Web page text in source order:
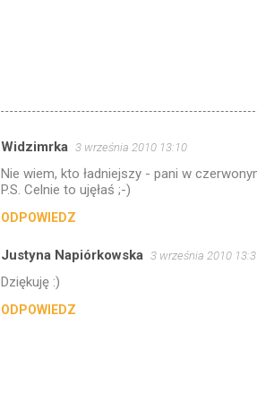
Widzimrka 3 września 2010 13:10
Nie wiem, kto ładniejszy - pani w
P.S. Celnie to ujęłaś ;-)
ODPOWIEDZ
Justyna Napiórkowska 3 września 2010
Dziękuję :)
ODPOWIEDZ